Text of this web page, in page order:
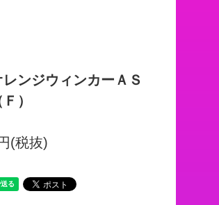
ンジウィンカーＡＳ
）
(税抜)